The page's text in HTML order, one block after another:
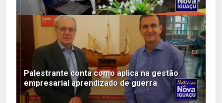
Palestrante conta como aplica na gestão
empresarial aprendizado de guerra